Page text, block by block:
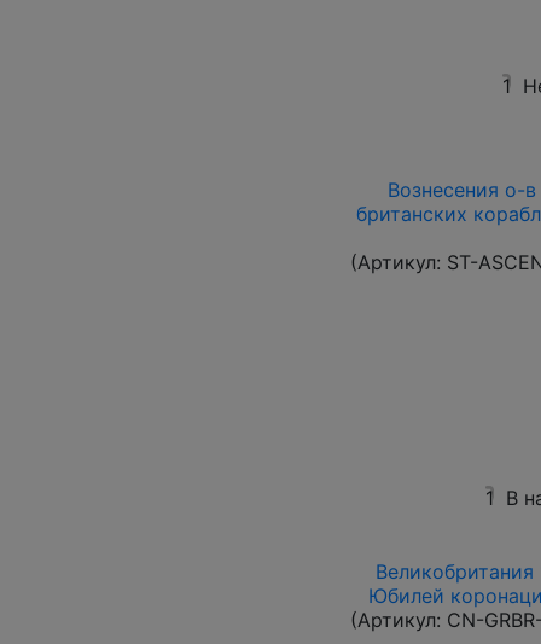
1
Вознесения о-
британских
(Артикул: ST-
1 В
Юбилей
(Артикул: CN-